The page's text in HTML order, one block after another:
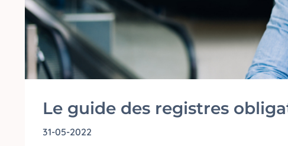
Le guide des registres
31-05-2022